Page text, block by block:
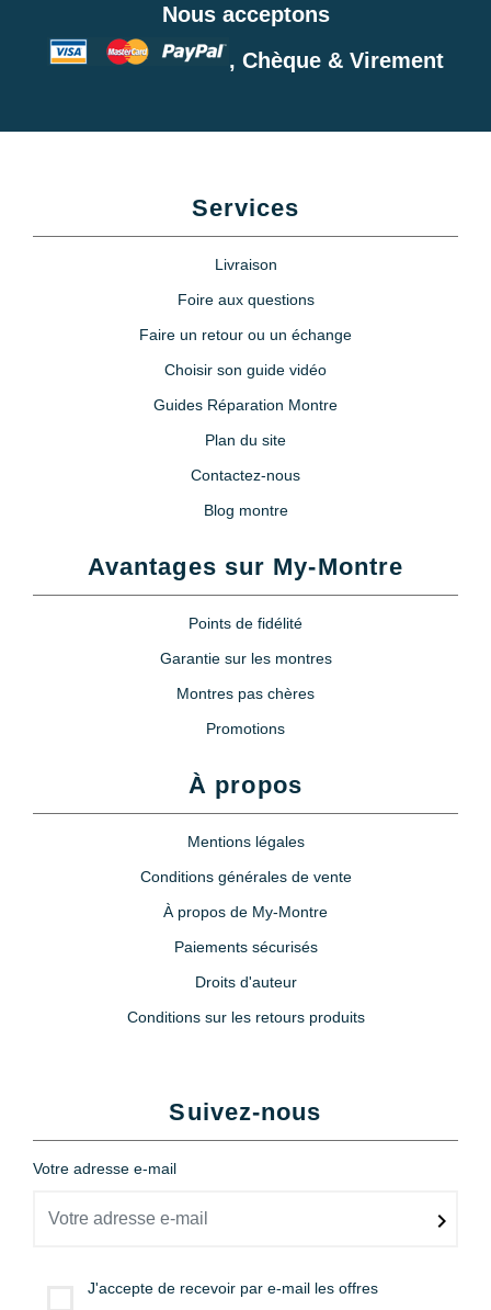
Nous acceptons
, Chèque & Virement
Services
Livraison
Foire aux questions
Faire un retour ou un échange
Choisir son guide vidéo
Guides Réparation Montre
Plan du site
Contactez-nous
Blog montre
Avantages sur My-Montre
Points de fidélité
Garantie sur les montres
Montres pas chères
Promotions
À propos
Mentions légales
Conditions générales de vente
À propos de My-Montre
Paiements sécurisés
Droits d'auteur
Conditions sur les retours produits
Suivez-nous
Votre adresse e-mail
J'accepte de recevoir par e-mail les offres